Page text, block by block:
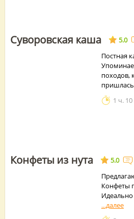
Суворовская каша 5.0
Постная
походов,
1 ч.
Конфеты из нута 5.0
Конфеты
Идеально